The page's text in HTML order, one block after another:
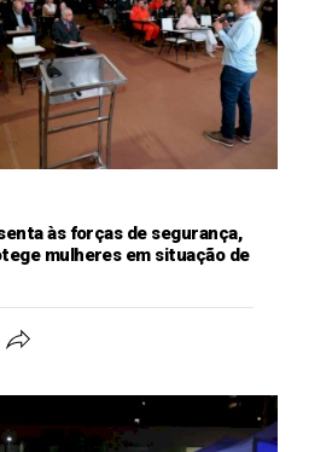
às forças de segurança,
mulheres em situação de